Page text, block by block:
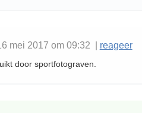
mei 2017 om 09:32 | reageer
door sportfotograven.